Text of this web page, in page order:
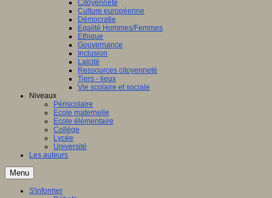
Citoyenneté
Culture européenne
Démocratie
Egalité Hommes/Femmes
Ethique
Gouvernance
Inclusion
Laïcité
Ressources citoyenneté
Tiers - lieux
Vie scolaire et sociale
Niveaux
Périscolaire
Ecole maternelle
Ecole élémentaire
Collège
Lycée
Université
Les auteurs
Menu
S'informer